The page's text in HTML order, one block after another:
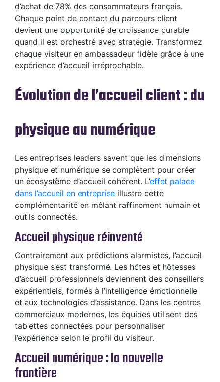
d’achat de 78% des consommateurs français.
Chaque point de contact du parcours client
devient une opportunité de croissance durable
quand il est orchestré avec stratégie. Transformez
chaque visiteur en ambassadeur fidèle grâce à une
expérience d’accueil irréprochable.
Évolution de l’accueil client : du
physique au numérique
Les entreprises leaders savent que les dimensions
physique et numérique se complètent pour créer
un écosystème d’accueil cohérent. L’effet palace
dans l’accueil en entreprise illustre cette
complémentarité en mêlant raffinement humain et
outils connectés.
Accueil physique réinventé
Contrairement aux prédictions alarmistes, l’accueil
physique s’est transformé. Les hôtes et hôtesses
d’accueil professionnels deviennent des conseillers
expérientiels, formés à l’intelligence émotionnelle
et aux technologies d’assistance. Dans les centres
commerciaux modernes, les équipes utilisent des
tablettes connectées pour personnaliser
l’expérience selon le profil du visiteur.
Accueil numérique : la nouvelle
frontière